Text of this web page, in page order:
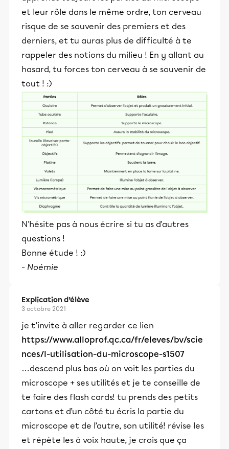
et leur rôle dans le même ordre, ton cerveau
risque de se souvenir des premiers et des
derniers, et tu auras plus de difficulté à te
rappeler des notions du milieu ! En y allant au
hasard, tu forces ton cerveau à se souvenir de
tout ! :)
N'hésite pas à nous écrire si tu as d'autres
questions !
Bonne étude ! :)
- Noémie
Explication d’élève
3 octobre 2021
je t’invite à aller regarder ce lien
https://www.alloprof.qc.ca/fr/eleves/bv/scie
nces/l-utilisation-du-microscope-s1507
…descend plus bas où on voit les parties du
microscope + ses utilités et je te conseille de
te faire des flash cards! tu prends des petits
cartons et d’un côté tu écris la partie du
microscope et de l’autre, son utilité! révise les
et répète les à voix haute, je crois que ça